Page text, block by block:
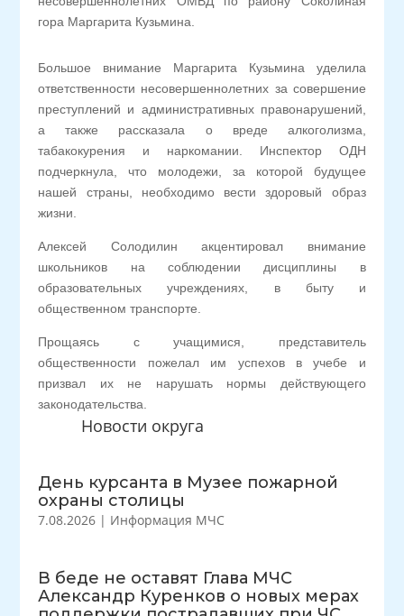
Новости округа
День курсанта в Музее пожарной
охраны столицы
7.08.2026 | Информация МЧС
В беде не оставят Глава МЧС
Александр Куренков о новых мерах
гора Маргарита Кузьмина.
Большое внимание Маргарита Кузьмина уделила
ответственности несовершеннолетних за совершение
преступлений и административных правонарушений,
а также рассказала о вреде алкоголизма,
табакокурения и наркомании. Инспектор ОДН
подчеркнула, что молодежи, за которой будущее
нашей страны, необходимо вести здоровый образ
жизни.
Алексей Солодилин акцентировал внимание
школьников на соблюдении дисциплины в
образовательных учреждениях, в быту и
общественном транспорте.
Прощаясь с учащимися, представитель
общественности пожелал им успехов в учебе и
призвал их не нарушать нормы действующего
законодательства.